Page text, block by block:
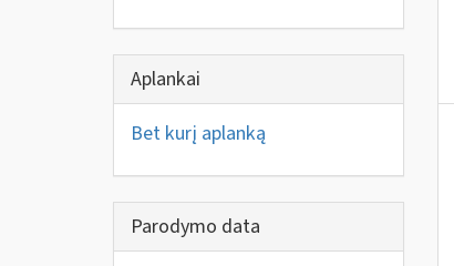
Aplankai
Bet kurį aplanką
Parodymo data